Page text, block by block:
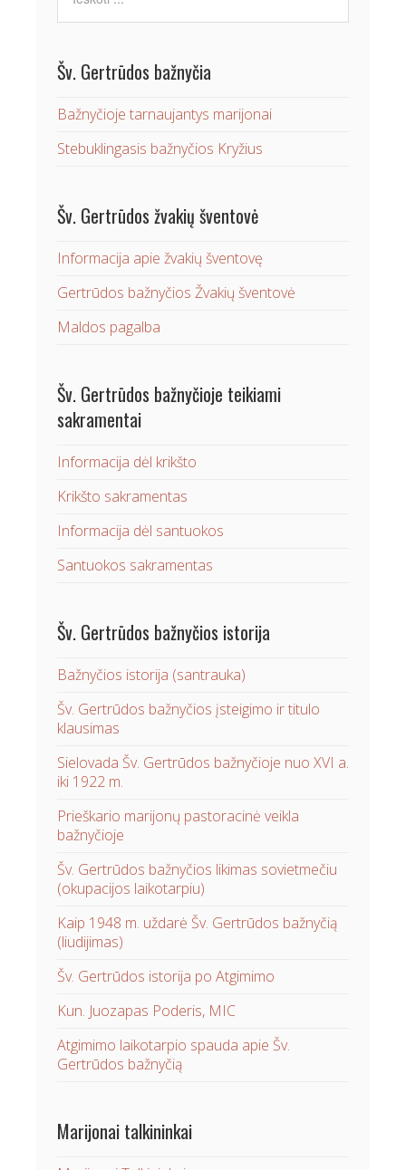
Šv. Gertrūdos bažnyčia
Bažnyčioje tarnaujantys marijonai
Stebuklingasis bažnyčios Kryžius
Šv. Gertrūdos žvakių šventovė
Informacija apie žvakių šventovę
Gertrūdos bažnyčios Žvakių šventovė
Maldos pagalba
Šv. Gertrūdos bažnyčioje teikiami
sakramentai
Informacija dėl krikšto
Krikšto sakramentas
Informacija dėl santuokos
Santuokos sakramentas
Šv. Gertrūdos bažnyčios istorija
Bažnyčios istorija (santrauka)
Šv. Gertrūdos bažnyčios įsteigimo ir titulo
klausimas
Sielovada Šv. Gertrūdos bažnyčioje nuo XVI a.
iki 1922 m.
Prieškario marijonų pastoracinė veikla
bažnyčioje
Šv. Gertrūdos bažnyčios likimas sovietmečiu
(okupacijos laikotarpiu)
Kaip 1948 m. uždarė Šv. Gertrūdos bažnyčią
(liudijimas)
Šv. Gertrūdos istorija po Atgimimo
Kun. Juozapas Poderis, MIC
Atgimimo laikotarpio spauda apie Šv.
Gertrūdos bažnyčią
Marijonai talkininkai